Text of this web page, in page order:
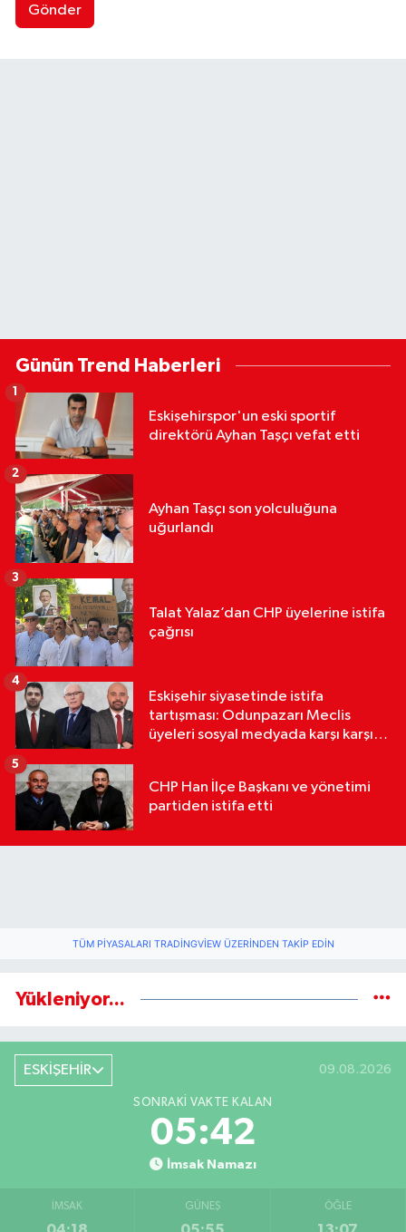
Gönder
Günün Trend Haberleri
Eskişehirspor'un eski sportif
direktörü Ayhan Taşçı vefat etti
Ayhan Taşçı son yolculuğuna
uğurlandı
2
Talat Yalaz’dan CHP üyelerine istifa
çağrısı
3
Eskişehir siyasetinde istifa
tartışması: Odunpazarı Meclis
üyeleri sosyal medyada karşı karşıya
4
CHP Han İlçe Başkanı ve yönetimi
partiden istifa etti
5
TÜM PIYASALARI TRADINGVIEW ÜZERINDEN TAKIP EDIN
Yükleniyor...
ESKİŞEHİR 09.08.2026
SONRAKI VAKTE KALAN
05:42
İmsak Namazı
İMSAK GÜNEŞ ÖĞLE